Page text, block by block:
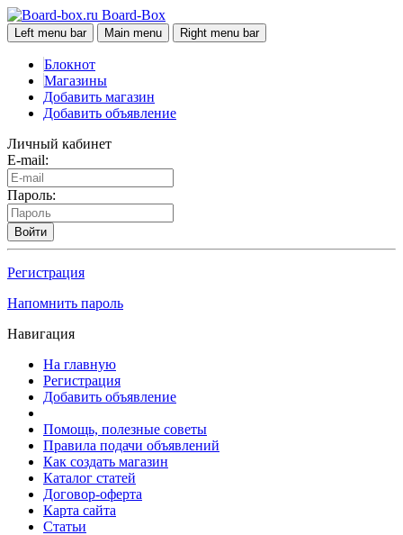
Board-Box
Left menu bar Main menu Right menu bar
Блокнот
Магазины
Добавить магазин
Добавить объявление
Личный кабинет
E-mail:
Пароль:
Войти
Регистрация
Напомнить пароль
Навигация
На главную
Регистрация
Добавить объявление
Помощь, полезные советы
Правила подачи объявлений
Как создать магазин
Каталог статей
Договор-оферта
Карта сайта
Статьи